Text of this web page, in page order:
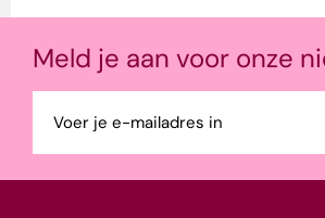
Meld je aan voor onze
mailadres
(Vereist)